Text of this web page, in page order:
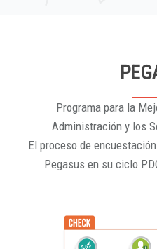
Programa para la
Administración y los
El proceso de
Pegasus en su ciclo